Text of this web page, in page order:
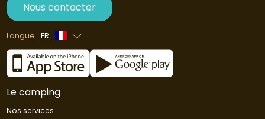
Nous contacter
Langue FR
Anglais
Espagnol
Allemand
Le camping
Nos services